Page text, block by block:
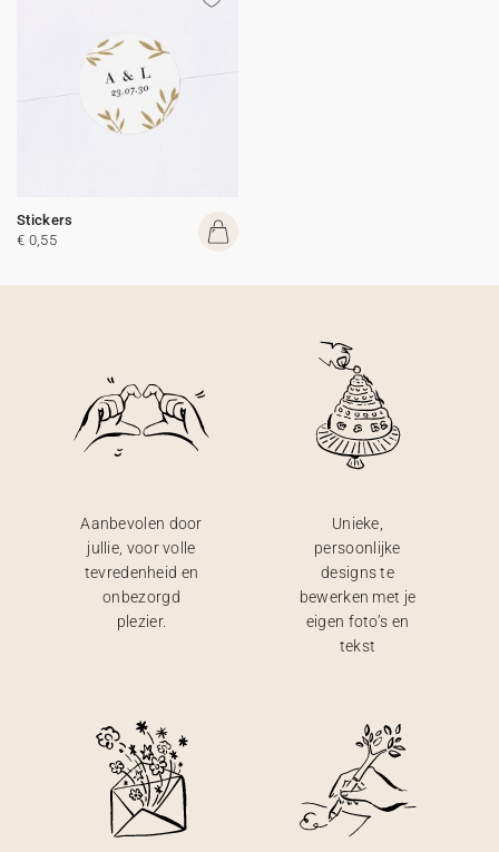
Stickers
€ 0,55
Aanbevolen door
jullie, voor volle
tevredenheid en
onbezorgd
plezier.
Unieke,
persoonlijke
designs te
bewerken met je
eigen foto’s en
tekst